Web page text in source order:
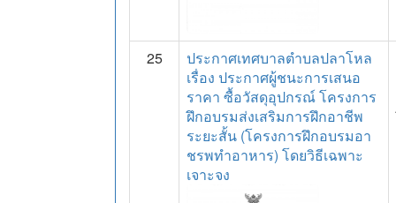
25
ประกาศเทศบาลตำบลปลาโหล
เรื่อง ประกาศผู้ชนะการเสนอ
ราคา ซื้อวัสดุอุปกรณ์ โครงการ
ฝึกอบรมส่งเสริมการฝึกอาชีพ
ระยะสั้น (โครงการฝึกอบรมอา
ชรพทำอาหาร) โดยวิธีเฉพาะ
เจาะจง